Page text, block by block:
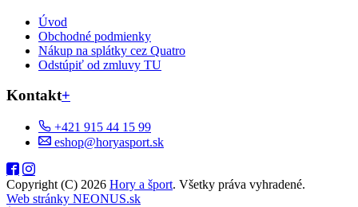
Úvod
Obchodné podmienky
Nákup na splátky cez Quatro
Odstúpiť od zmluvy TU
Kontakt+
+421 915 44 15 99
eshop@horyasport.sk
Copyright (C) 2026 Hory a šport. Všetky práva vyhradené.
Web stránky NEONUS.sk